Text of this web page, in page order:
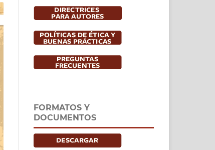
FORMATOS Y
DOCUMENTOS